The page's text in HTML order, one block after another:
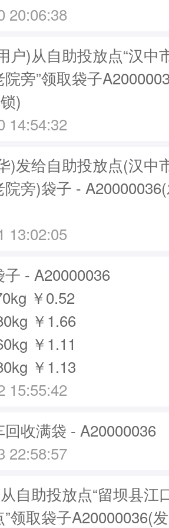
20:06:38
户)从自助投放点“汉中
旁”领取袋子
)
14:54:32
)发给自助投放点(汉中
旁)袋子 -
13:02:05
- A20000036
￥0.52
￥1.66
￥1.11
￥1.13
15:55:42
收满袋 - A20000036
22:58:57
自助投放点“留坝县江
领取袋子A20000036(